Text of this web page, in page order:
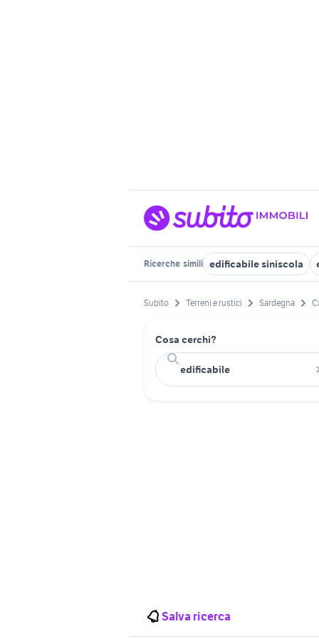
Ricerche simili edificabile siniscola
Subito Terreni e rustici Sardegna
Cosa cerchi?
Salva ricerca